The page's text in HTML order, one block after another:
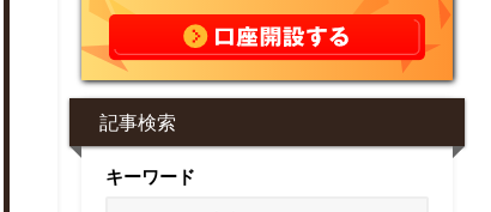
記事検索
キーワード